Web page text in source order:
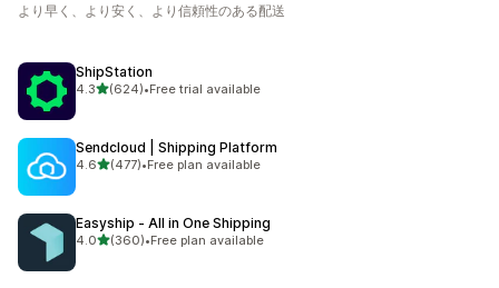
より早く、より安く、より信頼性のある配送
ShipStation
4.35つ星中
(624)
合計レビュー数：624件
•Free trial available
Sendcloud | Shipping Platform
4.65つ星中
(477)
合計レビュー数：477件
•Free plan available
Easyship ‑ All in One Shipping
4.05つ星中
(360)
合計レビュー数：360件
•Free plan available